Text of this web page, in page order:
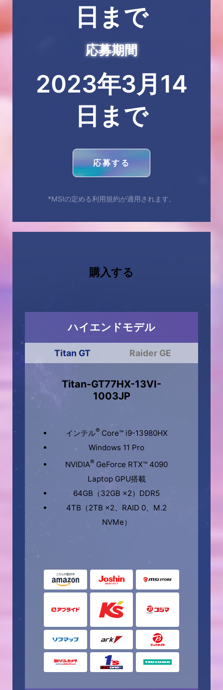
日まで
応募期間
2023年3月14
日まで
応募する
*MSIの定める利用規約が適用されます。
購入する
ハイエンドモデル
Titan GT Raider GE
Titan-GT77HX-13VI-
1003JP
インテル®Core™ i9-13980HX
Windows 11 Pro
NVIDIA® GeForce RTX™ 4090
Laptop GPU搭載
64GB（32GB ×2）DDR5
4TB（2TB ×2、RAID 0、M.2
NVMe）